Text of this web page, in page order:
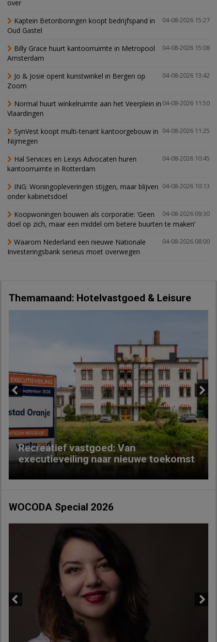
over
04-08-2026 15:27
Kaptein Betonboringen koopt bedrijfspand in
Oud Gastel
04-08-2026 15:08
Billy Grace huurt kantoorruimte in Metropool
Amsterdam
04-08-2026 13:42
Jo & Josie opent kunstwinkel in Bergen op
Zoom
04-08-2026 11:50
Normal huurt winkelruimte aan het Veerplein in
Vlaardingen
04-08-2026 11:25
SynVest koopt multi-tenant kantoorgebouw in
Nijmegen
04-08-2026 10:45
Hal Services en Lexys Advocaten huren
kantoorruimte in Rotterdam
04-08-2026 10:13
ING: Woningopleveringen stijgen, maar blijven
onder kabinetsdoel
04-08-2026 09:30
Koopwoningen bouwen als corporatie: ‘Geen
doel op zich, maar een middel om betere buurten te maken’
04-08-2026 08:00
Waarom Nederland een nieuwe Nationale
Investeringsbank serieus moet overwegen
Themamaand: Hotelvastgoed & Leisure
Recreatief vastgoed: Van
executieveiling naar nieuwe toekomst
Next
WOCODA Special 2026